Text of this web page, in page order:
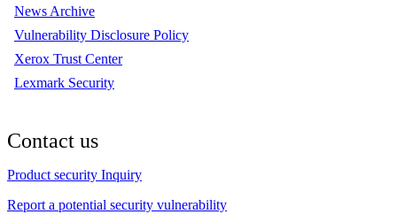
News Archive
Vulnerability Disclosure Policy
Xerox Trust Center
Lexmark Security
Contact us
Product security Inquiry
Report a potential security vulnerability